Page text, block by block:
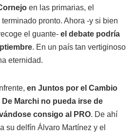
en las primarias, el
pronto. Ahora -y si bien
el guante- el debate podría
. En un país tan vertiginoso
eternidad.
en Juntos por el Cambio
Marchi no pueda irse de
consigo al PRO. De ahí
su delfín Álvaro Martínez y el